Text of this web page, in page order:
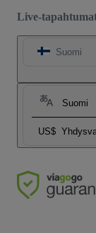
Live-
Suomi
Suomi
US$